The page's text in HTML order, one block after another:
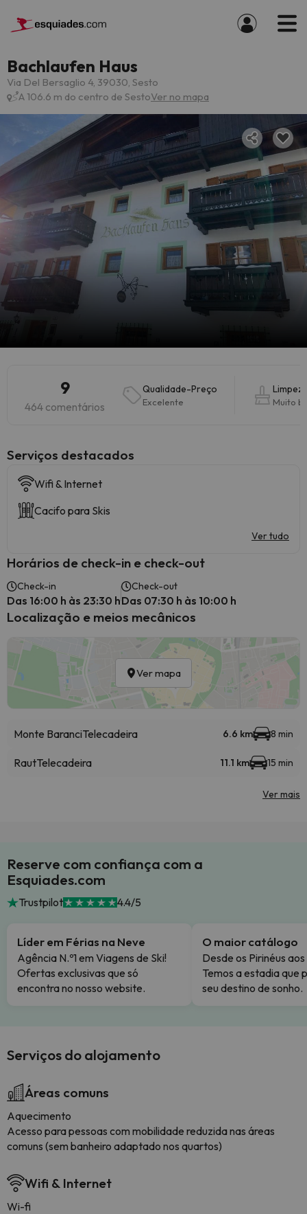
Bachlaufen Haus
Via Del Bersaglio 4, 39030, Sesto
A 106.6 m do centro de SestoVer no mapa
9
464 comentários
Qualidade-Preço
Excelente Muito
Serviços destacados
Wifi & Internet
Cacifo para Skis
Ver tudo
Horários de check-in e check-out
Check-in
Das 16:00 h às 23:30 h
Check-out
Das 07:30 h às 10:00 h
Localização e meios mecânicos
Ver mapa
Monte BaranciTelecadeira 6.6 km 8 min
RautTelecadeira 11.1 km 15 min
Ver mais
Reserve com confiança com a
Esquiades.com
Trustpilot 4.4/5
Líder em Férias na Neve
Agência N.º1 em Viagens de Ski!
Ofertas exclusivas que só
encontra no nosso website.
O maior catálogo
Desde os Pirinéus
Temos a estadia que
seu destino de sonho.
Serviços do alojamento
Áreas comuns
Aquecimento
Acesso para pessoas com mobilidade reduzida nas áreas
comuns (sem banheiro adaptado nos quartos)
Wifi & Internet
Wi-fi